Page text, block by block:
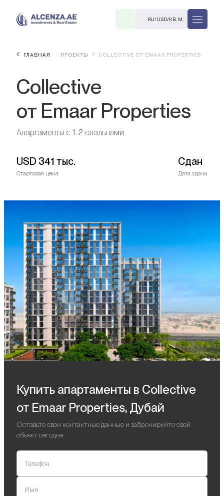
RU/USD/КВ. М.
ГЛАВНАЯ ПРОЕКТЫ COLLECTIVE ОТ EMAAR PROPERTIES
Collective
от Emaar Properties
Апартаменты с 1-2 спальнями
USD 341 тыс.
Стартовая цена
Сдан
Дата сдачи
Купить апартаменты в Collective
от Emaar Properties, Дубай
Оставьте свои контактные данные и забронируйте свой
объект сегодня
Телефон
Имя